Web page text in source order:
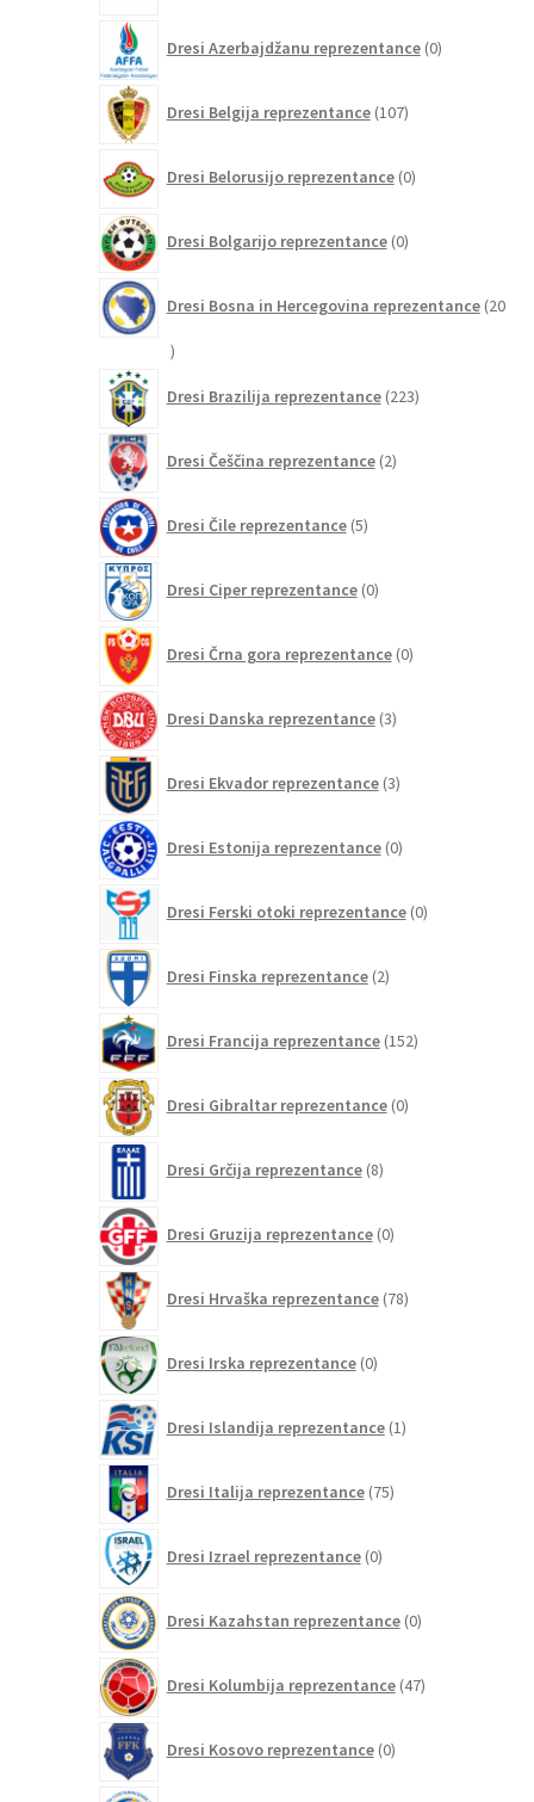
Dresi Azerbajdžanu reprezentance 0izdelkov
Dresi Belgija reprezentance 107izdelkov
Dresi Belorusijo reprezentance 0izdelkov
Dresi Bolgarijo reprezentance 0izdelkov
Dresi Bosna in Hercegovina reprezentance 20
20
Dresi Brazilija reprezentance 223izdelkov
Dresi Češčina reprezentance 2izdelka
Dresi Čile reprezentance 5izdelkov
Dresi Ciper reprezentance 0izdelkov
Dresi Črna gora reprezentance 0izdelkov
Dresi Danska reprezentance 3izdelki
Dresi Ekvador reprezentance 3izdelki
Dresi Estonija reprezentance 0izdelkov
Dresi Ferski otoki reprezentance 0izdelkov
Dresi Finska reprezentance 2izdelka
Dresi Francija reprezentance 152izdelkov
Dresi Gibraltar reprezentance 0izdelkov
Dresi Grčija reprezentance 8izdelkov
Dresi Gruzija reprezentance 0izdelkov
Dresi Hrvaška reprezentance 78izdelkov
Dresi Irska reprezentance 0izdelkov
Dresi Islandija reprezentance 1izdelek
Dresi Italija reprezentance 75izdelkov
Dresi Izrael reprezentance 0izdelkov
Dresi Kazahstan reprezentance 0izdelkov
Dresi Kolumbija reprezentance 47izdelkov
Dresi Kosovo reprezentance 0izdelkov